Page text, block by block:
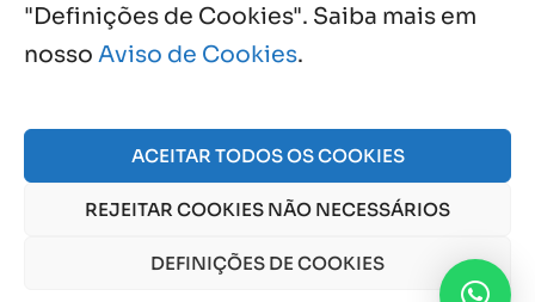
"Definições de Cookies". Saiba mais em
nosso Aviso de Cookies.
ACEITAR TODOS OS COOKIES
REJEITAR COOKIES NÃO NECESSÁRIOS
DEFINIÇÕES DE COOKIES
Agosto, 2026
da Esperança. CNPJ: 48555775000150 |
Aviso de Cookies
eAviso de Privacidade